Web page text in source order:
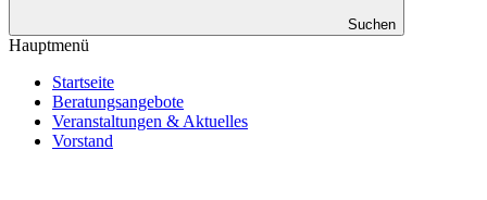
Suchen
Hauptmenü
Startseite
Beratungsangebote
Veranstaltungen & Aktuelles
Vorstand